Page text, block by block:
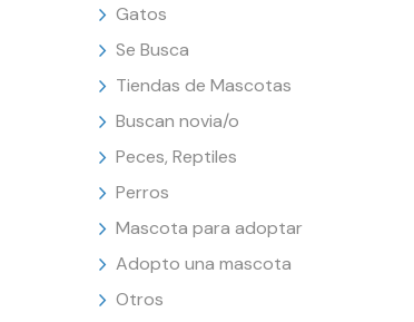
Gatos
Se Busca
Tiendas de Mascotas
Buscan novia/o
Peces, Reptiles
Perros
Mascota para adoptar
Adopto una mascota
Otros